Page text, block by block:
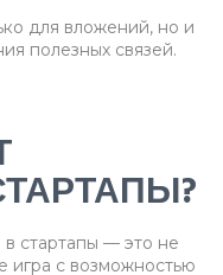
для вложений, но и
полезных связей.
стартапы — это не
игра с возможностью